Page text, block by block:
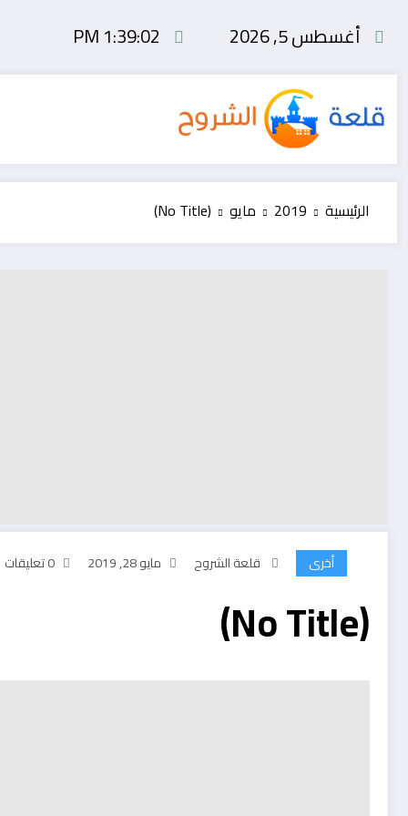
أغسطس 5, 2026 1:39:03 PM
الرئيسية 2019 مايو (No Title)
أخرى قلعة الشروح مايو 28, 2019 0 تعليقات
(No Title)